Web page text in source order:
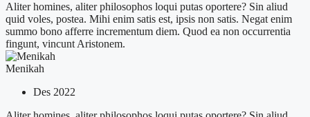
Aliter homines, aliter philosophos loqui putas oportere? Sin aliud
quid voles, postea. Mihi enim satis est, ipsis non satis. Negat enim
summo bono afferre incrementum diem. Quod ea non occurrentia
fingunt, vincunt Aristonem.
Menikah
Des 2022